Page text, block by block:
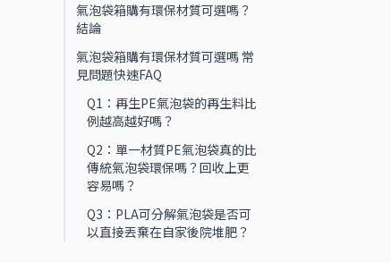
氣泡袋箱購有環保材質可選嗎？
結論
氣泡袋箱購有環保材質可選嗎 常
見問題快速FAQ
Q1：再生PE氣泡袋的再生料比
例越高越好嗎？
Q2：單一材質PE氣泡袋真的比
傳統氣泡袋環保嗎？回收上更
容易嗎？
Q3：PLA可分解氣泡袋是否可
以直接丟棄在自家後院堆肥？